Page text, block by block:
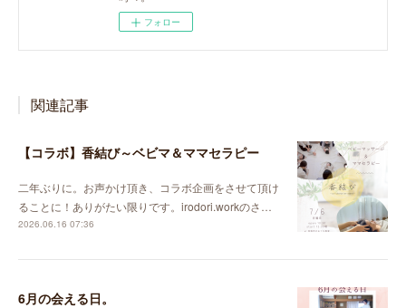
フォロー
関連記事
【コラボ】香結び～ベビマ＆ママセラピー
二年ぶりに。お声かけ頂き、コラボ企画をさせて頂け
ることに！ありがたい限りです。irodori.workのさ…
2026.06.16 07:36
6月の会える日。